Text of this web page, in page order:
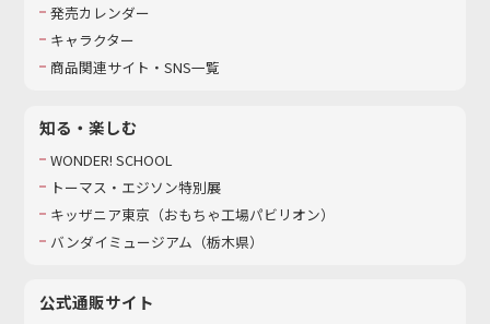
発売カレンダー
キャラクター
商品関連サイト・SNS一覧
知る・楽しむ
WONDER! SCHOOL
トーマス・エジソン特別展
キッザニア東京（おもちゃ工場パビリオン）​
バンダイミュージアム（栃木県）
公式通販サイト